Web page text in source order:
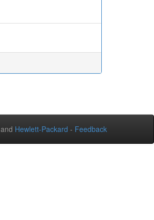
and Hewlett-Packard - Feedback